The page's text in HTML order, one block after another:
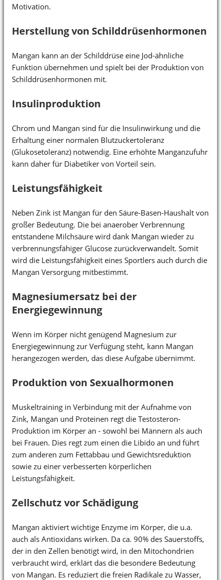
Motivation.
Herstellung von Schilddrüsenhormonen
Mangan kann an der Schilddrüse eine Jod-ähnliche
Funktion übernehmen und spielt bei der Produktion von
Schilddrüsenhormonen mit.
Insulinproduktion
Chrom und Mangan sind für die Insulinwirkung und die
Erhaltung einer normalen Blutzuckertoleranz
(Glukosetoleranz) notwendig. Eine erhöhte Manganzufuhr
kann daher für Diabetiker von Vorteil sein.
Leistungsfähigkeit
Neben Zink ist Mangan für den Säure-Basen-Haushalt von
großer Bedeutung. Die bei anaerober Verbrennung
entstandene Milchsäure wird dank Mangan wieder zu
verbrennungsfähiger Glucose zurückverwandelt. Somit
wird die Leistungsfähigkeit eines Sportlers auch durch die
Mangan Versorgung mitbestimmt.
Magnesiumersatz bei der
Energiegewinnung
Wenn im Körper nicht genügend Magnesium zur
Energiegewinnung zur Verfügung steht, kann Mangan
herangezogen werden, das diese Aufgabe übernimmt.
Produktion von Sexualhormonen
Muskeltraining in Verbindung mit der Aufnahme von
Zink, Mangan und Proteinen regt die Testosteron-
Produktion im Körper an - sowohl bei Männern als auch
bei Frauen. Dies regt zum einen die Libido an und führt
zum anderen zum Fettabbau und Gewichtsreduktion
sowie zu einer verbesserten körperlichen
Leistungsfähigkeit.
Zellschutz vor Schädigung
Mangan aktiviert wichtige Enzyme im Körper, die u.a.
auch als Antioxidans wirken. Da ca. 90% des Sauerstoffs,
der in den Zellen benötigt wird, in den Mitochondrien
verbraucht wird, erklärt das die besondere Bedeutung
von Mangan. Es reduziert die freien Radikale zu Wasser,